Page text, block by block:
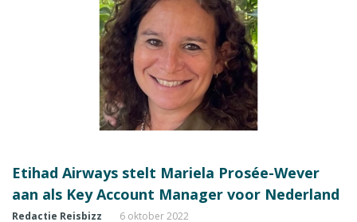
Etihad Airways stelt Mariela Prosée-Wever
aan als Key Account Manager voor Nederland
Redactie Reisbizz 6 oktober 2022